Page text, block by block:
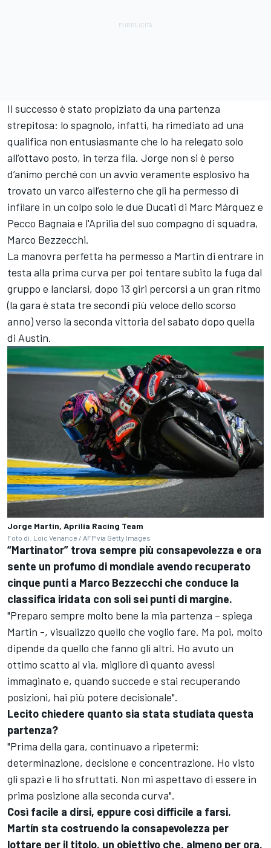
Il successo è stato propiziato da una partenza
strepitosa: lo spagnolo, infatti, ha rimediato ad una
qualifica non entusiasmante che lo ha relegato solo
all’ottavo posto, in terza fila. Jorge non si è perso
d’animo perché con un avvio veramente esplosivo ha
trovato un varco all’esterno che gli ha permesso di
infilare in un colpo solo le due Ducati di Marc Márquez e
Pecco Bagnaia e l'Aprilia del suo compagno di squadra,
Marco Bezzecchi.
La manovra perfetta ha permesso a Martin di entrare in
testa alla prima curva per poi tentare subito la fuga dal
gruppo e lanciarsi, dopo 13 giri percorsi a un gran ritmo
(la gara è stata tre secondi più veloce dello scorso
anno) verso la seconda vittoria del sabato dopo quella
di Austin.
Jorge Martin, Aprilia Racing Team
Foto di: Loic Venance / AFP via Getty Images
“Martinator” trova sempre più consapevolezza e ora
sente un profumo di mondiale avendo recuperato
cinque punti a Marco Bezzecchi che conduce la
classifica iridata con soli sei punti di margine.
"Preparo sempre molto bene la mia partenza – spiega
Martin -, visualizzo quello che voglio fare. Ma poi, molto
dipende da quello che fanno gli altri. Ho avuto un
ottimo scatto al via, migliore di quanto avessi
immaginato e, quando succede e stai recuperando
posizioni, hai più potere decisionale".
Lecito chiedere quanto sia stata studiata questa
partenza?
"Prima della gara, continuavo a ripetermi:
determinazione, decisione e concentrazione. Ho visto
gli spazi e li ho sfruttati. Non mi aspettavo di essere in
prima posizione alla seconda curva".
Così facile a dirsi, eppure così difficile a farsi.
Martín sta costruendo la consapevolezza per
lottare per il titolo, un obiettivo che, almeno per ora,